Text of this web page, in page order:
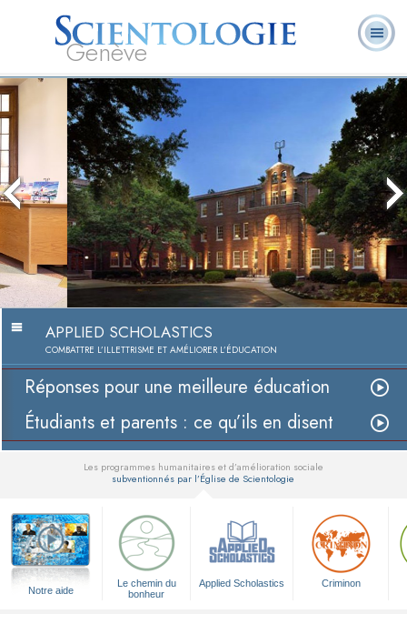
Genève
L. Ron Hubbard
Qu’est-ce que la
Scientologie ?
questions
Livres
Réponses pour une meilleure
éducation
Regarder la vidéo
APPLIED SCHOLASTICS
COMBATTRE L’ILLETTRISME ET AMÉLIORER L’ÉDUCATION
Réponses pour une meilleure éducation
Étudiants et parents : ce qu’ils en disent
Les programmes humanitaires et d’amélioration sociale
subventionnés par l’Église de Scientologie
Notre aide
Le chemin du
bonheur
Applied Scholastics Criminon